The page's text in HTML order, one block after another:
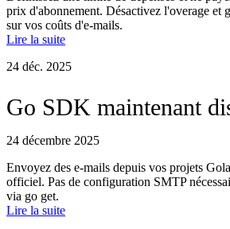
prix d'abonnement. Désactivez l'overage et
sur vos coûts d'e-mails.
Lire la suite
24 déc. 2025
Go SDK maintenant
24 décembre 2025
Envoyez des e-mails depuis vos projets
officiel. Pas de configuration SMTP
via go get.
Lire la suite